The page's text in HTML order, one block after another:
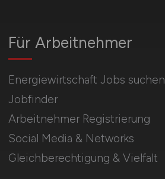
Für Arbeitnehmer
Energiewirtschaft Jobs suchen
Jobfinder
Arbeitnehmer Registrierung
Social Media & Networks
Gleichberechtigung & Vielfalt